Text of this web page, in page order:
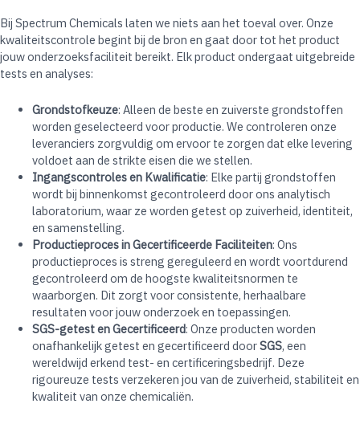
Bij Spectrum Chemicals laten we niets aan het toeval over. Onze
kwaliteitscontrole begint bij de bron en gaat door tot het product
jouw onderzoeksfaciliteit bereikt. Elk product ondergaat uitgebreide
tests en analyses:
Grondstofkeuze: Alleen de beste en zuiverste grondstoffen
worden geselecteerd voor productie. We controleren onze
leveranciers zorgvuldig om ervoor te zorgen dat elke levering
voldoet aan de strikte eisen die we stellen.
Ingangscontroles en Kwalificatie: Elke partij grondstoffen
wordt bij binnenkomst gecontroleerd door ons analytisch
laboratorium, waar ze worden getest op zuiverheid, identiteit,
en samenstelling.
Productieproces in Gecertificeerde Faciliteiten: Ons
productieproces is streng gereguleerd en wordt voortdurend
gecontroleerd om de hoogste kwaliteitsnormen te
waarborgen. Dit zorgt voor consistente, herhaalbare
resultaten voor jouw onderzoek en toepassingen.
SGS-getest en Gecertificeerd: Onze producten worden
onafhankelijk getest en gecertificeerd doorSGS, een
wereldwijd erkend test- en certificeringsbedrijf. Deze
rigoureuze tests verzekeren jou van de zuiverheid, stabiliteit en
kwaliteit van onze chemicaliën.